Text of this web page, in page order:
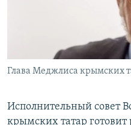
УКРАИНСКАЯ ПРОБЛЕМА
Глава Меджлиса крымских
Исполнительный совет
крымских татар